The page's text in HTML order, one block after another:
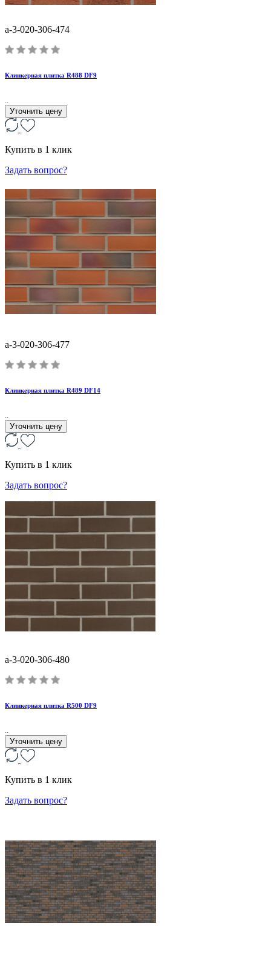
a-3-020-306-474
Клинкерная плитка R488 DF9
Уточнить цену
Купить в 1 клик
Задать вопрос?
a-3-020-306-477
Клинкерная плитка R489 DF14
Уточнить цену
Купить в 1 клик
Задать вопрос?
a-3-020-306-480
Клинкерная плитка R500 DF9
Уточнить цену
Купить в 1 клик
Задать вопрос?